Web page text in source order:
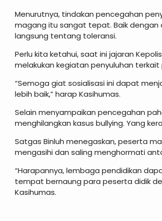
Menurutnya, tindakan pencegahan
magang itu sangat tepat. Baik
langsung tentang toleransi.
Perlu kita ketahui, saat ini jajaran
melakukan kegiatan penyuluhan
“Semoga giat sosialisasi ini dapat
lebih baik,” harap Kasihumas.
Selain menyampaikan pencegahan
menghilangkan kasus bullying. Yang
Satgas Binluh menegaskan, peserta
mengasihi dan saling menghormati
“Harapannya, lembaga pendidikan
tempat bernaung para peserta didik
Kasihumas.